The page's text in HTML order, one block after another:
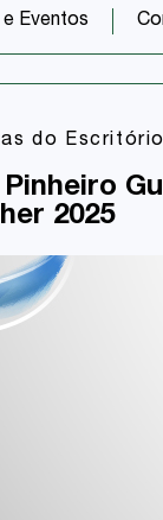
Eventos
do Escritório
2025